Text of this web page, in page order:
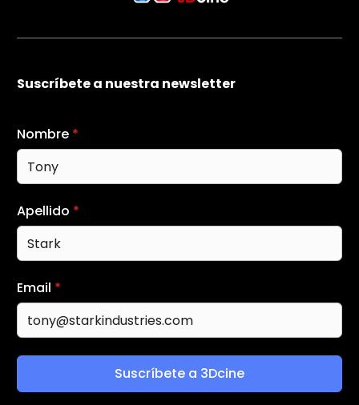
Suscríbete a nuestra newsletter
Nombre *
Apellido *
Email *
Suscríbete a 3Dcine